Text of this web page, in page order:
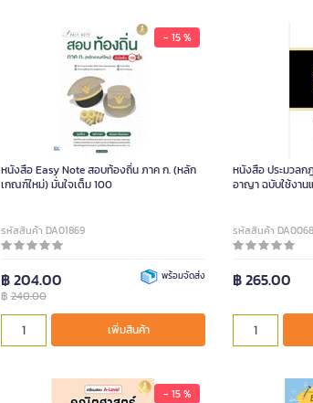
- 15 %
หนังสือ Easy Note สอบท้องถิ่น ภาค ก. (หลัก
เกณฑ์ใหม่) มั่นใจเต็ม 100
รหัสสินค้า DA01869
฿ 204.00
฿240.00
พร้อมจัดส่ง
เพิ่มสินค้า
หนังสือ ประมวล
อาญา ฉบับใช้งาน
รหัสสินค้า
฿ 265.00
- 15 %